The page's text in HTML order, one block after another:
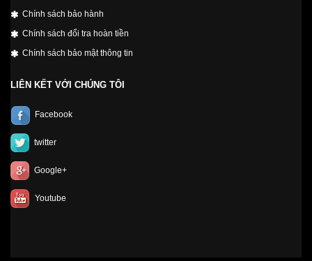
Chính sách bảo hành
Chính sách đổi tra hoàn tiền
Chính sách bảo mật thông tin
LIÊN KẾT VỚI CHÚNG TÔI
Facebook
twitter
Google+
Youtube